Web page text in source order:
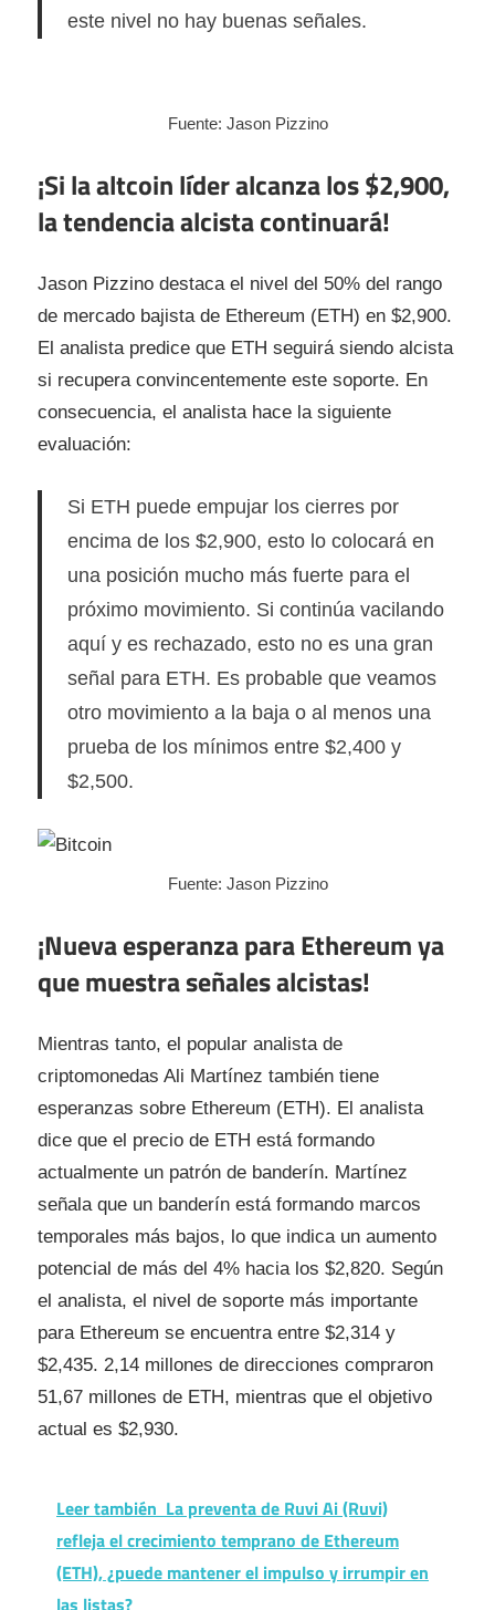
este nivel no hay buenas señales.
Fuente: Jason Pizzino
¡Si la altcoin líder alcanza los $2,900,
la tendencia alcista continuará!
Jason Pizzino destaca el nivel del 50% del rango
de mercado bajista de Ethereum (ETH) en $2,900.
El analista predice que ETH seguirá siendo alcista
si recupera convincentemente este soporte. En
consecuencia, el analista hace la siguiente
evaluación:
Si ETH puede empujar los cierres por
encima de los $2,900, esto lo colocará en
una posición mucho más fuerte para el
próximo movimiento. Si continúa vacilando
aquí y es rechazado, esto no es una gran
señal para ETH. Es probable que veamos
otro movimiento a la baja o al menos una
prueba de los mínimos entre $2,400 y
$2,500.
Fuente: Jason Pizzino
¡Nueva esperanza para Ethereum ya
que muestra señales alcistas!
Mientras tanto, el popular analista de
criptomonedas Ali Martínez también tiene
esperanzas sobre Ethereum (ETH). El analista
dice que el precio de ETH está formando
actualmente un patrón de banderín. Martínez
señala que un banderín está formando marcos
temporales más bajos, lo que indica un aumento
potencial de más del 4% hacia los $2,820. Según
el analista, el nivel de soporte más importante
para Ethereum se encuentra entre $2,314 y
$2,435. 2,14 millones de direcciones compraron
51,67 millones de ETH, mientras que el objetivo
actual es $2,930.
Leer también La preventa de Ruvi Ai (Ruvi)
refleja el crecimiento temprano de Ethereum
(ETH), ¿puede mantener el impulso y irrumpir en
las listas?